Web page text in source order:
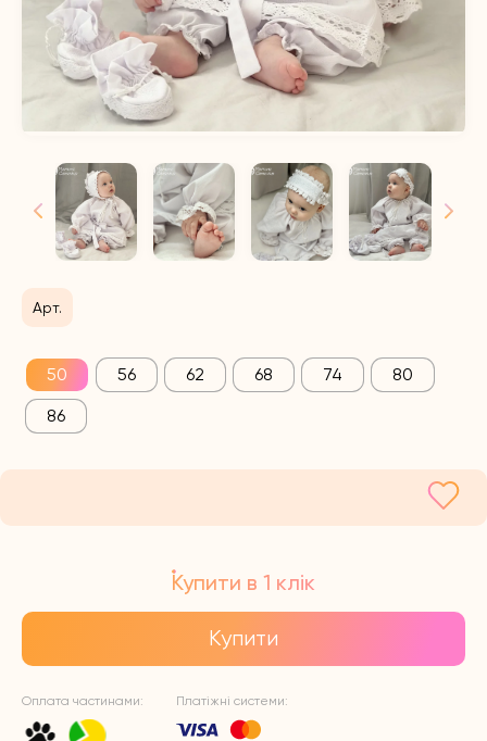
Арт.
50 56 62 68 74
80
86
Купити в 1 клік
Купити
Оплата частинами: Платіжні системи: